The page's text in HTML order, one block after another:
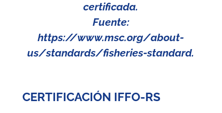
certificada.
Fuente:
https://www.msc.org/about-
us/standards/fisheries-standard.
CERTIFICACIÓN IFFO-RS